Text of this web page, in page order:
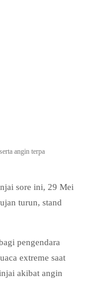
angin terpa
sore ini, 29 Mei
turun, stand
pengendara
extreme saat
akibat angin